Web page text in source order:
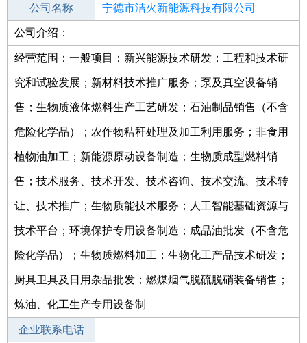
公司名称 宁德市洁火新能源科技有限公司
公司类型
公司介绍：
经营范围：一般项目：新兴能源技术研发；工程和技术研
究和试验发展；新材料技术推广服务；泵及真空设备销
售；生物质液体燃料生产工艺研发；石油制品销售（不含
危险化学品）；农作物秸秆处理及加工利用服务；非食用
植物油加工；新能源原动设备制造；生物质成型燃料销
售；技术服务、技术开发、技术咨询、技术交流、技术转
让、技术推广；生物质能技术服务；人工智能基础资源与
技术平台；环境保护专用设备制造；成品油批发（不含危
险化学品）；生物质燃料加工；生物化工产品技术研发；
厨具卫具及日用杂品批发；燃煤烟气脱硫脱硝装备销售；
炼油、化工生产专用设备制
企业联系电话